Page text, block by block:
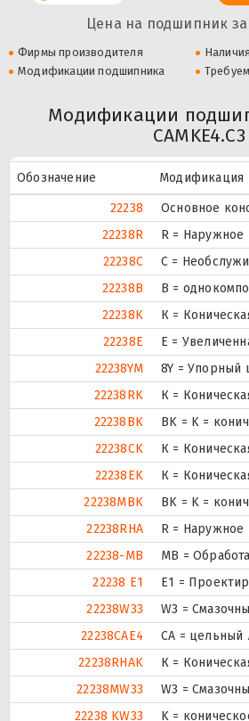
Цена на подшипник
Фирмы производителя
Модификации подшипника
Модификации
CAMKE4.C3
Обозначение
Модификация
22238
Основное
22238R
R =
22238C
С =
22238B
B =
22238K
К =
22238E
Е =
22238YM
8Y = Упорный
22238RK
К =
22238BK
BK = K =
22238CK
К =
22238EK
К =
22238MBK
BK = K =
22238RHA
R =
22238-MB
MB =
22238 E1
E1 =
22238W33
W3 =
22238CAE4
CA =
22238RHAK
К =
22238MW33
W3 =
22238 KW33
K =